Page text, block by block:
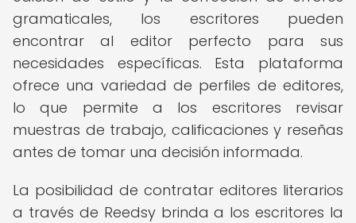
gramaticales, los escritores pueden
encontrar al editor perfecto para sus
necesidades específicas. Esta plataforma
ofrece una variedad de perfiles de editores,
lo que permite a los escritores revisar
muestras de trabajo, calificaciones y reseñas
antes de tomar una decisión informada.
La posibilidad de contratar editores literarios
a través de Reedsy brinda a los escritores la